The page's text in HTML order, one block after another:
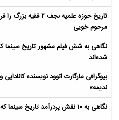
تاریخ حوزه علمیه
مرحوم خویی
نگاهی به شش فیلم مشهور تاریخ سینما
شده‌اند
بیوگرافی مارگارت اتوود نویسنده
ندیمه»
نگاهی به 10 نقش پردرآمد تاریخ سینما که بازیگرانش را میلیونر کرد